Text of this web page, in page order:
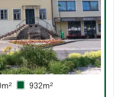
932m²